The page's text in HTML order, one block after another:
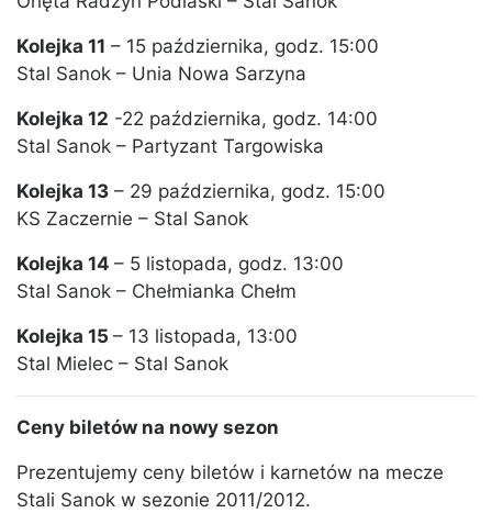
Kolejka 11 – 15 października, godz. 15:00
Stal Sanok – Unia Nowa Sarzyna
Kolejka 12 -22 października, godz. 14:00
Stal Sanok – Partyzant Targowiska
Kolejka 13 – 29 października, godz. 15:00
KS Zaczernie – Stal Sanok
Kolejka 14 – 5 listopada, godz. 13:00
Stal Sanok – Chełmianka Chełm
Kolejka 15 – 13 listopada, 13:00
Stal Mielec – Stal Sanok
Ceny biletów na nowy sezon
Prezentujemy ceny biletów i karnetów na mecze
Stali Sanok w sezonie 2011/2012.